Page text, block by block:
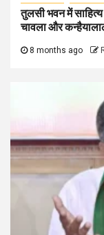
तुलसी भवन में
चावला और
8 months ago